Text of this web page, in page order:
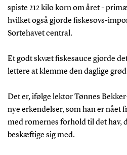
spiste 212 kilo korn om året -
hvilket også gjorde fiskesovs-
Sortehavet central.
Et godt skvæt fiskesauce gjorde
lettere at klemme den daglige
Det er, ifølge lektor Tønnes
nye erkendelser, som han er nået
med romernes forhold til det hav,
beskæftige sig med.